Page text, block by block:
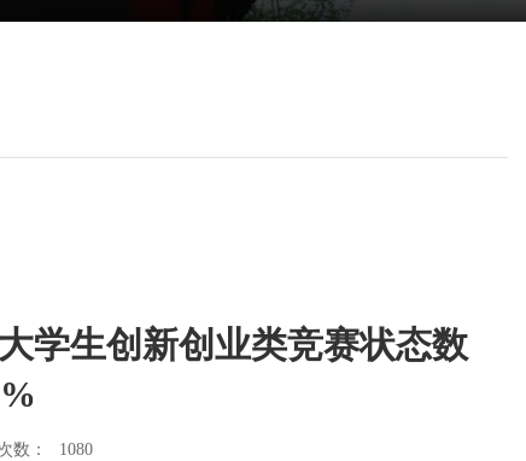
学生创新创业类竞赛状态数
数： 1080